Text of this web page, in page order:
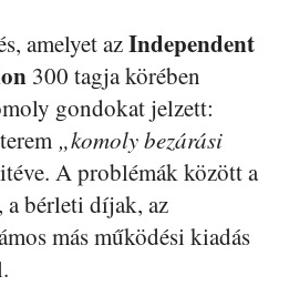
amelyet azIndependent
300 tagja körében
gondokat jelzett:
„komoly bezárási
A problémák között a
a bérleti díjak, az
más működési kiadás